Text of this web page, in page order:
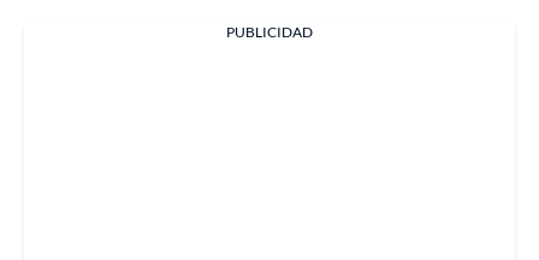
PUBLICIDAD